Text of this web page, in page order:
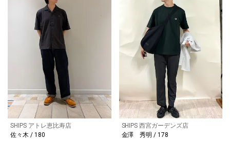
SHIPS アトレ恵比寿店
佐々木 / 180
SHIPS 西宮ガーデンズ店
金澤 秀明 / 178